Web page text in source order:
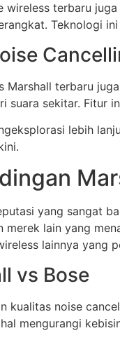
wireless terbaru
Teknologi
Marshall terbaru
suara sekitar. Fitur
lebih
yang sangat
merek lain yang
lainnya yang
vs Bose
kualitas noise
mengurangi